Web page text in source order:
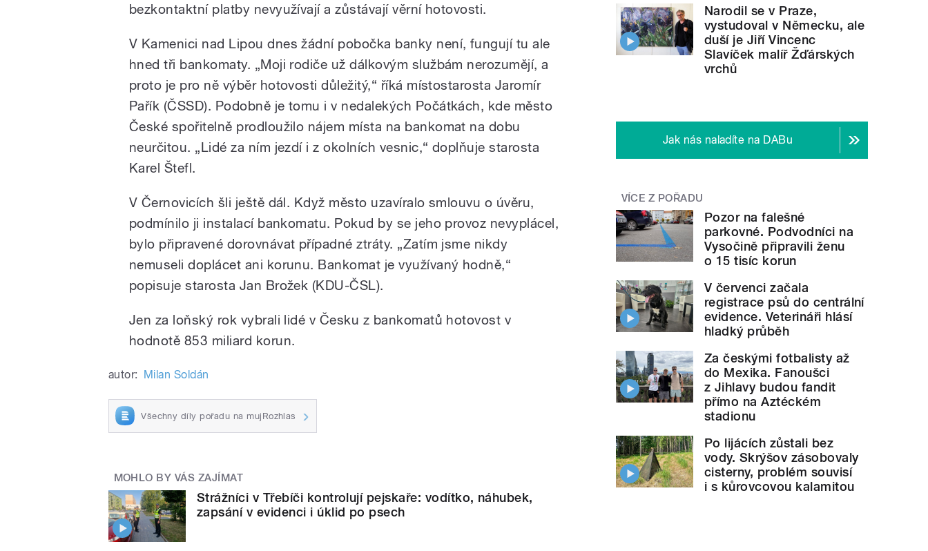
bezkontaktní platby nevyužívají a zůstávají věrní hotovosti.
V Kamenici nad Lipou dnes žádní pobočka banky není, fungují tu ale
hned tři bankomaty. „Moji rodiče už dálkovým službám nerozumějí, a
proto je pro ně výběr hotovosti důležitý,“ říká místostarosta Jaromír
Pařík (ČSSD). Podobně je tomu i v nedalekých Počátkách, kde město
České spořitelně prodloužilo nájem místa na bankomat na dobu
neurčitou. „Lidé za ním jezdí i z okolních vesnic,“ doplňuje starosta
Karel Štefl.
V Černovicích šli ještě dál. Když město uzavíralo smlouvu o úvěru,
podmínilo ji instalací bankomatu. Pokud by se jeho provoz nevyplácel,
bylo připravené dorovnávat případné ztráty. „Zatím jsme nikdy
nemuseli doplácet ani korunu. Bankomat je využívaný hodně,“
popisuje starosta Jan Brožek (KDU-ČSL).
Jen za loňský rok vybrali lidé v Česku z bankomatů hotovost v
hodnotě 853 miliard korun.
autor: Milan Soldán
Všechny díly pořadu na mujRozhlas
MOHLO BY VÁS ZAJÍMAT
Strážníci v Třebíči kontrolují pejskaře: vodítko, náhubek,
zapsání v evidenci i úklid po psech
Narodil se v Praze,
vystudoval v Německu, ale
duší je Jiří Vincenc
Slavíček malíř Žďárských
vrchů
Jak nás naladíte na DABu
VÍCE Z POŘADU
Pozor na falešné
parkovné. Podvodníci na
Vysočině připravili ženu
o 15 tisíc korun
V červenci začala
registrace psů do centrální
evidence. Veterináři hlásí
hladký průběh
Za českými fotbalisty až
do Mexika. Fanoušci
z Jihlavy budou fandit
přímo na Aztéckém
stadionu
Po lijácích zůstali bez
vody. Skrýšov zásobovaly
cisterny, problém souvisí
i s kůrovcovou kalamitou